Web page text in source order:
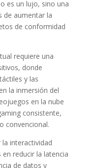
es un lujo, sino una
de aumentar la
de conformidad
requiere una
donde
y las
la inmersión del
en la nube
consistente,
convencional.
interactividad
reducir la latencia
de datos y